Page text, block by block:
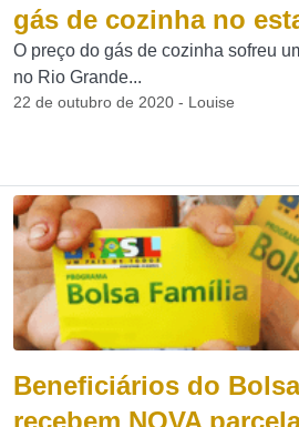
gás de cozinha no
O preço do gás de cozinha sofreu
no Rio Grande...
22 de outubro de 2020 - Louise
Beneficiários do
recebem NOVA